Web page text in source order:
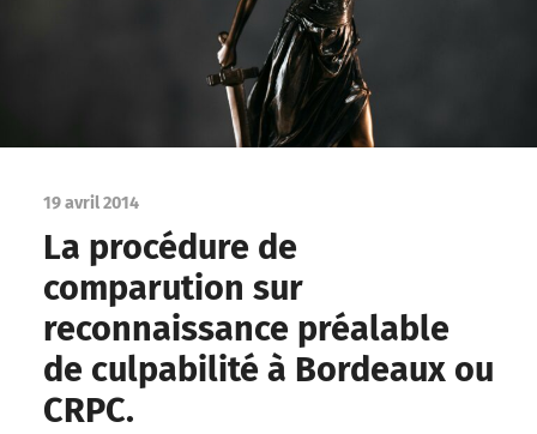
19 avril 2014
La procédure de
comparution sur
reconnaissance préalable
de culpabilité à Bordeaux ou
CRPC.